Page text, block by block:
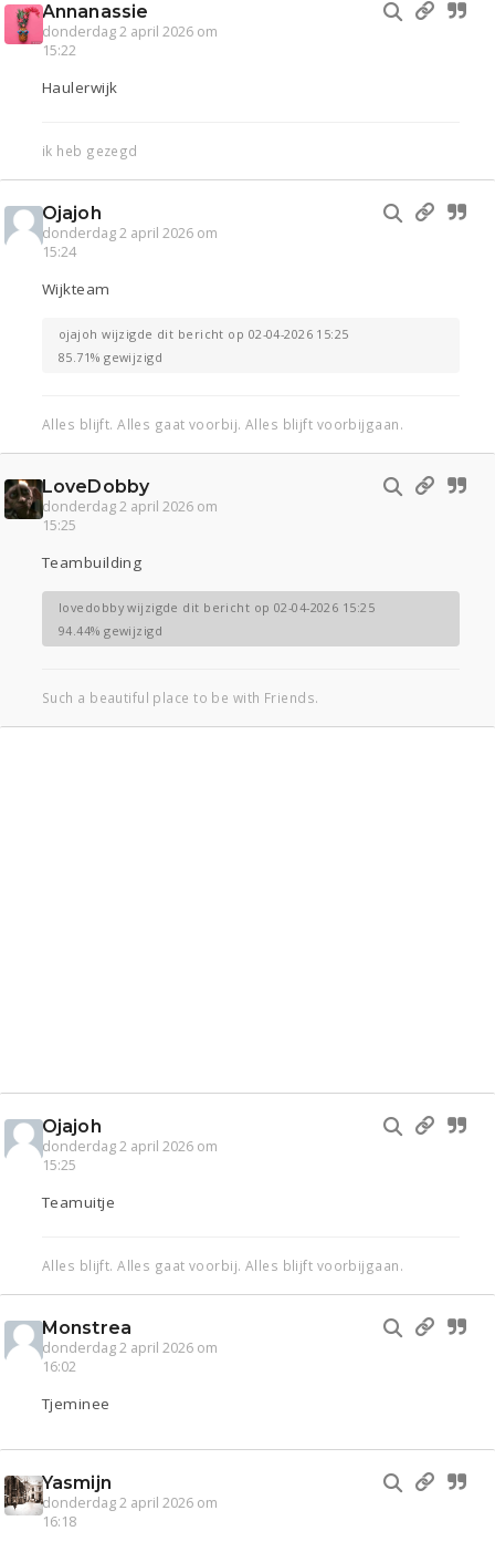
Annanassie
donderdag 2 april 2026 om
15:22
Haulerwijk
ik heb gezegd
Ojajoh
donderdag 2 april 2026 om
15:24
Wijkteam
ojajoh wijzigde dit bericht op 02-04-2026 15:25
85.71% gewijzigd
Alles blijft. Alles gaat voorbij. Alles blijft voorbijgaan.
LoveDobby
donderdag 2 april 2026 om
15:25
Teambuilding
lovedobby wijzigde dit bericht op 02-04-2026 15:25
94.44% gewijzigd
Such a beautiful place to be with Friends.
Ojajoh
donderdag 2 april 2026 om
15:25
Teamuitje
Alles blijft. Alles gaat voorbij. Alles blijft voorbijgaan.
Monstrea
donderdag 2 april 2026 om
16:02
Tjeminee
Yasmijn
donderdag 2 april 2026 om
16:18